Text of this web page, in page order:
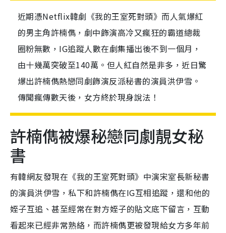
近期憑Netflix韓劇《我的王室死對頭》而人氣爆紅
的男主角許楠儁，劇中飾演高冷又瘋狂的霸道總裁
圈粉無數，IG追蹤人數在劇集播出後不到一個月，
由十幾萬突破至140萬。但人紅自然是非多，近日驚
爆出許楠儁熱戀同劇飾演反派秘書的演員洪伊雪。
傳聞瘋傳數天後，女方終於現身說法！
許楠儁被爆秘戀同劇靚女秘
書
有韓網友發現在《我的王室死對頭》中演宋室長新秘書
的演員洪伊雪，私下和許楠儁在IG互相追蹤，還和他的
姪子互追、甚至經常在對方姪子的貼文底下留言，互動
看起來已經非常熟絡，而許楠儁更被發現給女方多年前